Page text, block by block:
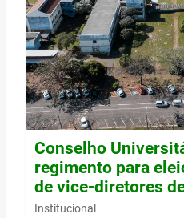
Conselho
regimento para
de vice-diretores
Institucional